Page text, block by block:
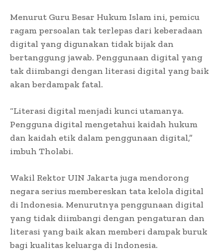
Menurut Guru Besar Hukum Islam ini, pemicu
ragam persoalan tak terlepas dari keberadaan
digital yang digunakan tidak bijak dan
bertanggung jawab. Penggunaan digital yang
tak diimbangi dengan literasi digital yang baik
akan berdampak fatal.
“Literasi digital menjadi kunci utamanya.
Pengguna digital mengetahui kaidah hukum
dan kaidah etik dalam penggunaan digital,”
imbuh Tholabi.
Wakil Rektor UIN Jakarta juga mendorong
negara serius membereskan tata kelola digital
di Indonesia. Menurutnya penggunaan digital
yang tidak diimbangi dengan pengaturan dan
literasi yang baik akan memberi dampak buruk
bagi kualitas keluarga di Indonesia.